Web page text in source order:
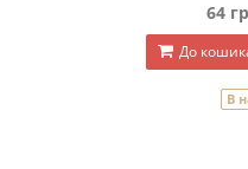
64
До
В